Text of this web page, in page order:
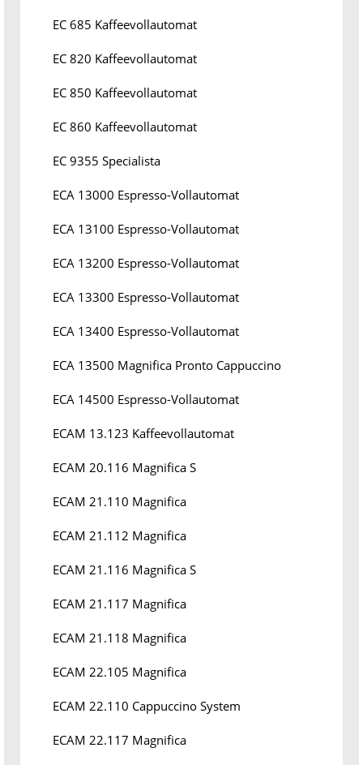
EC 685 Kaffeevollautomat
EC 820 Kaffeevollautomat
EC 850 Kaffeevollautomat
EC 860 Kaffeevollautomat
EC 9355 Specialista
ECA 13000 Espresso-Vollautomat
ECA 13100 Espresso-Vollautomat
ECA 13200 Espresso-Vollautomat
ECA 13300 Espresso-Vollautomat
ECA 13400 Espresso-Vollautomat
ECA 13500 Magnifica Pronto Cappuccino
ECA 14500 Espresso-Vollautomat
ECAM 13.123 Kaffeevollautomat
ECAM 20.116 Magnifica S
ECAM 21.110 Magnifica
ECAM 21.112 Magnifica
ECAM 21.116 Magnifica S
ECAM 21.117 Magnifica
ECAM 21.118 Magnifica
ECAM 22.105 Magnifica
ECAM 22.110 Cappuccino System
ECAM 22.117 Magnifica